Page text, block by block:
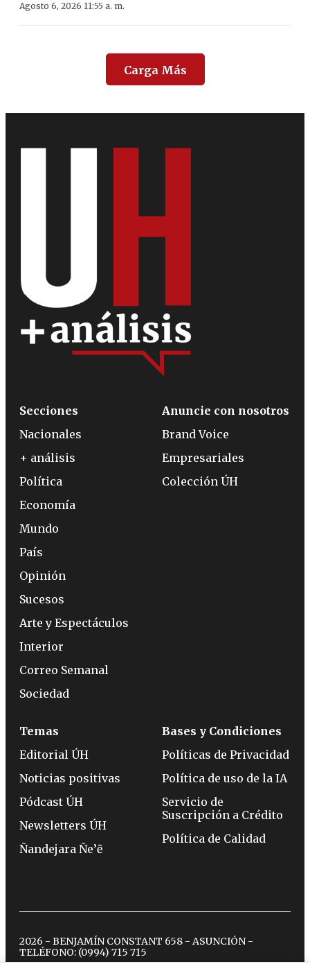
Agosto 6, 2026 11:55 a. m.
Carga Más
Secciones
Nacionales
+ análisis
Política
Economía
Mundo
País
Opinión
Sucesos
Arte y Espectáculos
Interior
Correo Semanal
Sociedad
Anuncie con nosotros
Brand Voice
Empresariales
Colección ÚH
Temas
Editorial ÚH
Noticias positivas
Pódcast ÚH
Newsletters ÚH
Ñandejara Ñe’ẽ
Bases y Condiciones
Políticas de Privacidad
Política de uso de la IA
Servicio de
Suscripción a Crédito
Política de Calidad
2026 - BENJAMÍN CONSTANT 658 - ASUNCIÓN -
TELÉFONO: (0994) 715 715